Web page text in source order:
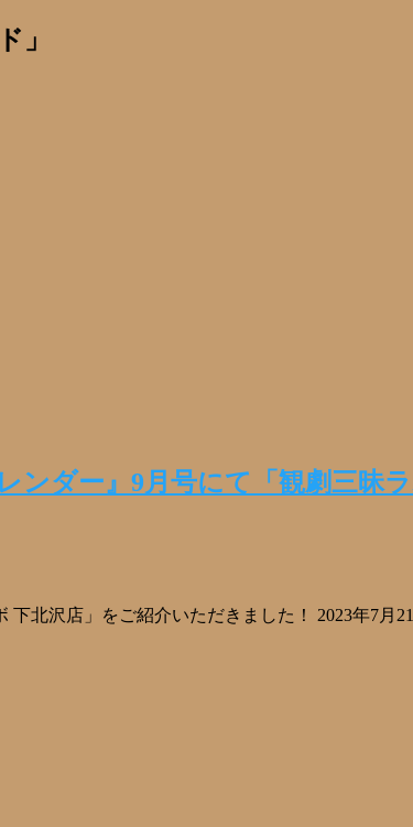
」
ンダー』9月号にて「観劇三昧
北沢店」をご紹介いただきました！ 2023年7